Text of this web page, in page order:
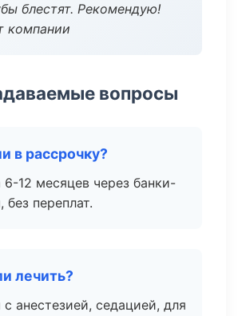
блестят. Рекомендую!
компании
вопросы
в рассрочку?
6-12 месяцев через банки-
без переплат.
лечить?
анестезией, седацией, для